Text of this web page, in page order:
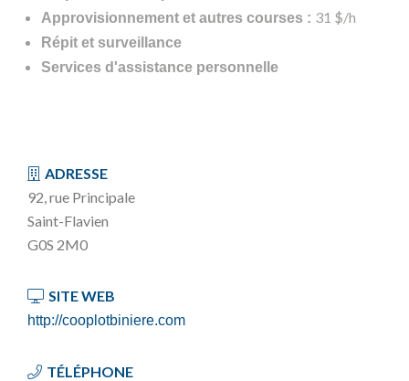
Approvisionnement et autres courses : 31 $/h
Répit et surveillance
Services d'assistance personnelle
ADRESSE
92, rue Principale
Saint-Flavien
G0S 2M0
SITE WEB
http://cooplotbiniere.com
TÉLÉPHONE